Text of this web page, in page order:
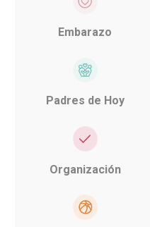
Embarazo
Padres de Hoy
Organización